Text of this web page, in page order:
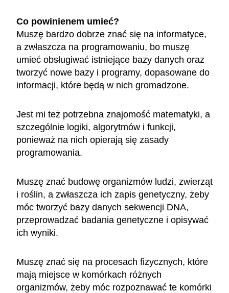
Co powinienem umieć?
Muszę bardzo dobrze znać się na informatyce,
a zwłaszcza na programowaniu, bo muszę
umieć obsługiwać istniejące bazy danych oraz
tworzyć nowe bazy i programy, dopasowane do
informacji, które będą w nich gromadzone.
Jest mi też potrzebna znajomość matematyki, a
szczególnie logiki, algorytmów i funkcji,
ponieważ na nich opierają się zasady
programowania.
Muszę znać budowę organizmów ludzi, zwierząt
i roślin, a zwłaszcza ich zapis genetyczny, żeby
móc tworzyć bazy danych sekwencji DNA,
przeprowadzać badania genetyczne i opisywać
ich wyniki.
Muszę znać się na procesach fizycznych, które
mają miejsce w komórkach różnych
organizmów, żeby móc rozpoznawać te komórki